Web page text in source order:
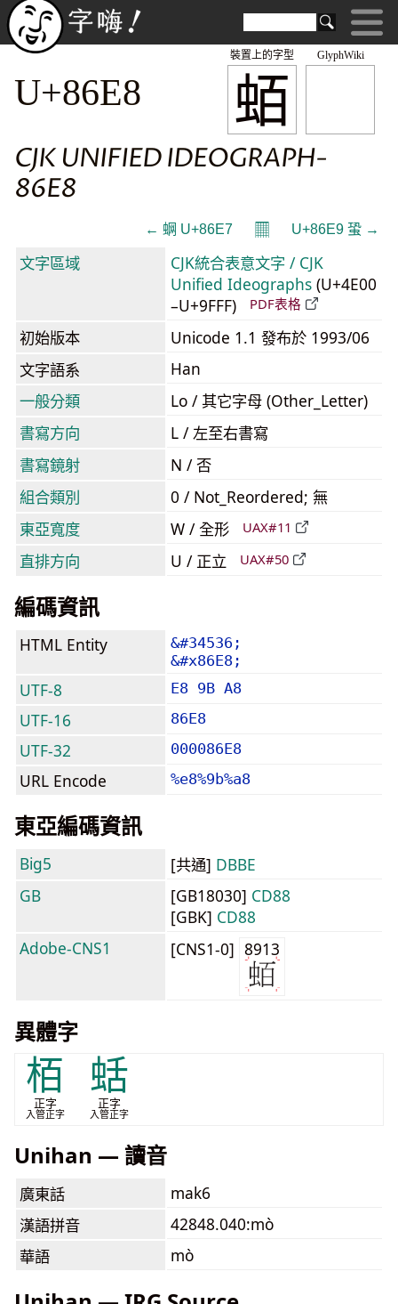
GlyphWiki
蛨
裝置上的字型
U+86E8
CJK UNIFIED IDEOGRAPH-
86E8
← 蛧 U+86E7 𝄜 U+86E9 蛩 →
文字區域
CJK統合表意文字 / CJK
Unified Ideographs (U+4E00
–U+9FFF)
PDF表格
初始版本
Unicode 1.1 發布於 1993/06
文字語系
Han
一般分類
Lo / 其它字母 (Other_Letter)
書寫方向
L / 左至右書寫
書寫鏡射
N / 否
組合類別
0 / Not_Reordered; 無
東亞寬度
W / 全形 UAX#11
直排方向 U / 正立 UAX#50
編碼資訊
HTML Entity
&#34536;
&#x86E8;
UTF-8 E8 9B A8
UTF-16 86E8
UTF-32 000086E8
URL Encode %e8%9b%a8
東亞編碼資訊
Big5 [共通] DBBE
GB
[GB18030] CD88
[GBK] CD88
Adobe-CNS1
[CNS1-0] 8913
異體字
栢
正字
入管正字
蛞
正字
入管正字
Unihan — 讀音
廣東話
mak6
漢語拼音
42848.040:mò
華語
mò